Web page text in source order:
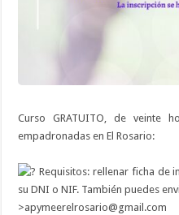
Curso GRATUITO, de veinte
empadronadas en El Rosario:
Requisitos: rellenar ficha de
su DNI o NIF. También puedes
>apymeerelrosario@gmail.com